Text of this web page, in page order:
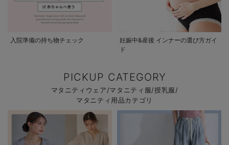
入院準備の持ち物チェック
妊娠中&産後 インナーの選び方ガイ
ド
PICKUP CATEGORY
マタニティウェア/マタニティ服/授乳服/
マタニティ用品カテゴリ